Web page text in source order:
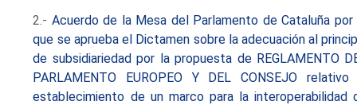
2.- Acuerdo de la Mesa del Parlamento de Cataluña por
que se aprueba el Dictamen sobre la adecuación al
de subsidiariedad por la propuesta de REGLAMENTO
PARLAMENTO EUROPEO Y DEL CONSEJO relativo
establecimiento de un marco para la interoperabilidad